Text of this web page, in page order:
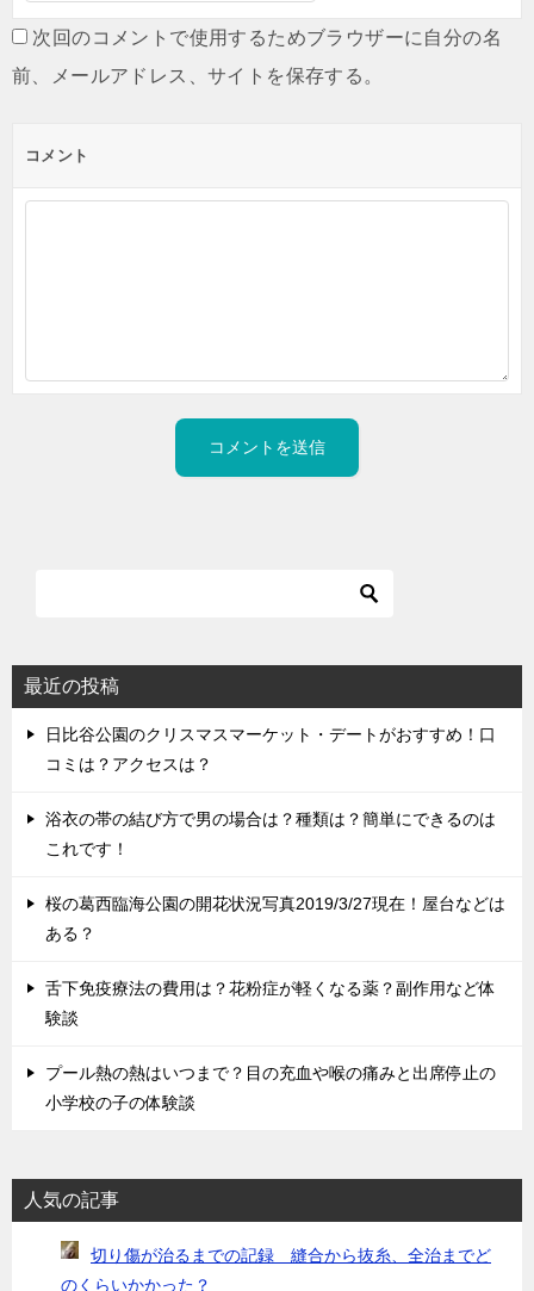
次回のコメントで使用するためブラウザーに自分の名
前、メールアドレス、サイトを保存する。
コメント
最近の投稿
日比谷公園のクリスマスマーケット・デートがおすすめ！口
コミは？アクセスは？
浴衣の帯の結び方で男の場合は？種類は？簡単にできるのは
これです！
桜の葛西臨海公園の開花状況写真2019/3/27現在！屋台などは
ある？
舌下免疫療法の費用は？花粉症が軽くなる薬？副作用など体
験談
プール熱の熱はいつまで？目の充血や喉の痛みと出席停止の
小学校の子の体験談
人気の記事
切り傷が治るまでの記録 縫合から抜糸、全治までど
のくらいかかった？